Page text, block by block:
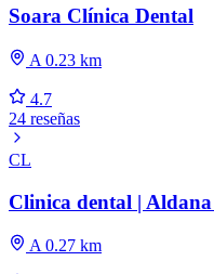
Soara Clínica Dental
A 0.23 km
4.7
24 reseñas
CL
Clinica dental |
A 0.27 km